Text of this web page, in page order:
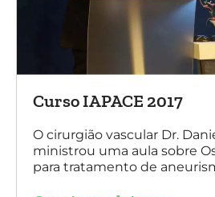
Curso IAPACE 2017
O cirurgião vascular Dr.
ministrou uma aula sobre
para tratamento de